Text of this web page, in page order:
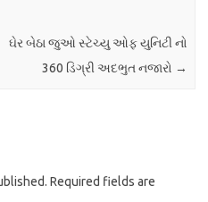
ઘેર બેઠા જુઓ સ્ટેચ્યુ ઓફ યુનિટી નો
360 ડિગ્રી અદભુત નજારો →
Required fields are